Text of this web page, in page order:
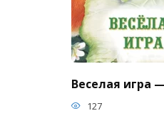
Веселая игра
127